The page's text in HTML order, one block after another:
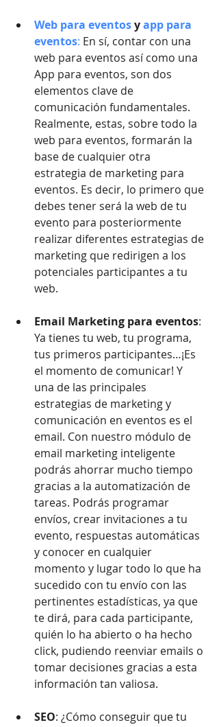
Web para eventos y app para
eventos: En sí, contar con una
web para eventos así como una
App para eventos, son dos
elementos clave de
comunicación fundamentales.
Realmente, estas, sobre todo la
web para eventos, formarán la
base de cualquier otra
estrategia de marketing para
eventos. Es decir, lo primero que
debes tener será la web de tu
evento para posteriormente
realizar diferentes estrategias de
marketing que redirigen a los
potenciales participantes a tu
web.
Email Marketing para eventos:
Ya tienes tu web, tu programa,
tus primeros participantes…¡Es
el momento de comunicar! Y
una de las principales
estrategias de marketing y
comunicación en eventos es el
email. Con nuestro módulo de
email marketing inteligente
podrás ahorrar mucho tiempo
gracias a la automatización de
tareas. Podrás programar
envíos, crear invitaciones a tu
evento, respuestas automáticas
y conocer en cualquier
momento y lugar todo lo que ha
sucedido con tu envío con las
pertinentes estadísticas, ya que
te dirá, para cada participante,
quién lo ha abierto o ha hecho
click, pudiendo reenviar emails o
tomar decisiones gracias a esta
información tan valiosa.
SEO: ¿Cómo conseguir que tu